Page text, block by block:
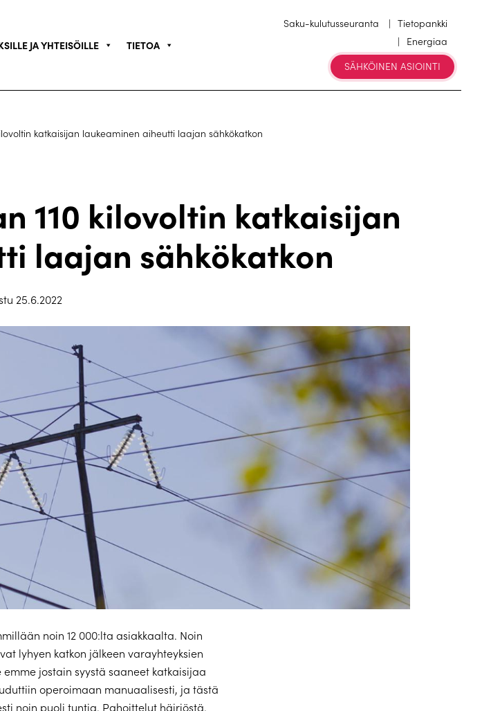
JA YHTEISÖILLE TIETOA
Saku-kulutusseuranta
Tietopankki
Energiaa
SÄHKÖINEN ASIOINTI
katkaisijan laukeaminen aiheutti laajan sähkökatkon
110 kilovoltin katkaisijan
laajan sähkökatkon
25.6.2022
noin 12 000:lta asiakkaalta. Noin
lyhyen katkon jälkeen varayhteyksien
jostain syystä saaneet katkaisijaa
operoimaan manuaalisesti, ja tästä
noin puoli tuntia. Pahoittelut häiriöstä.